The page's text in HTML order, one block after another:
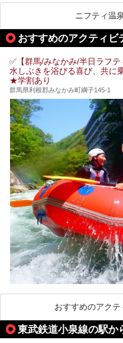
観光客で賑わう
「中生館」は四
質の良さ(特に美
的存在です。今回
事・客室・共有
ニフティ温
おすすめのアクティビ
✅【群馬/みなかみ/半日ラフ
水しぶきを浴びる喜び、共に
★学割あり
群馬県利根郡みなかみ町綱子145-1
おすすめのアク
東武鉄道小泉線の駅か